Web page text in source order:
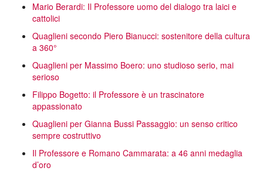
Mario Berardi: Il Professore uomo del dialogo tra laici e
cattolici
Quaglieni secondo Piero Bianucci: sostenitore della cultura
a 360°
Quaglieni per Massimo Boero: uno studioso serio, mai
serioso
Filippo Bogetto: il Professore è un trascinatore
appassionato
Quaglieni per Gianna Bussi Passaggio: un senso critico
sempre costruttivo
Il Professore e Romano Cammarata: a 46 anni medaglia
d’oro